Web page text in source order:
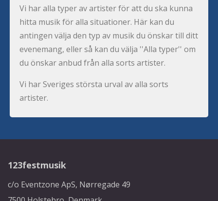
Vi har alla typer av artister för att du ska kunna
hitta musik för alla situationer. Här kan du
antingen välja den typ av musik du önskar till ditt
evenemang, eller så kan du välja ''Alla typer'' om
du önskar anbud från alla sorts artister.
Vi har Sveriges största urval av alla sorts
artister.
123festmusik
c/o Eventzone ApS, Nørregade 49